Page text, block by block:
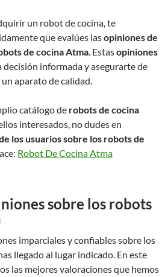
un robot de cocina, te
que evalúes lasopiniones de
de cocina Atma. Estasopiniones
informada y asegurarte de
aparato de calidad.
catálogo de robots de cocina
interesados, no dudes en
los usuarios sobre los robots de
Robot De Cocina Atma
sobre los robots
imparciales y confiables sobre los
llegado al lugar indicado. En este
las mejores valoraciones que hemos